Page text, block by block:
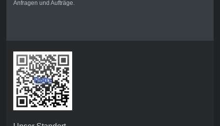
Anfragen und Aufträge.